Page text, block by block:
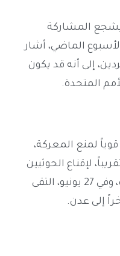
يشجع المشاركة
الماضي، أشار
إلى أنه قد يكون
المتحدة.
لمنع المعركة،
لإقناع الحوثيين
بالموافقة على شروط التحالف، وفي 27 يونيو، التقى
إلى عدن.